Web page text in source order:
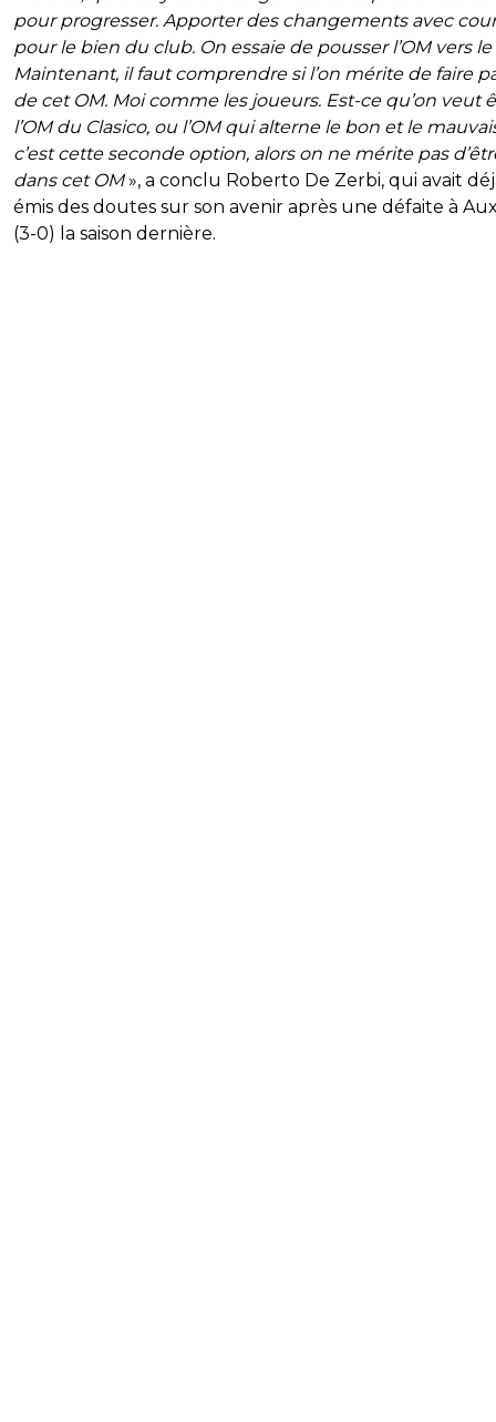
pour progresser. Apporter des changements avec
pour le bien du club. On essaie de pousser l’OM vers
Maintenant, il faut comprendre si l’on mérite de faire
de cet OM. Moi comme les joueurs. Est-ce qu’on veut
l’OM du Clasico, ou l’OM qui alterne le bon et le
c’est cette seconde option, alors on ne mérite pas
dans cet OM», a conclu Roberto De Zerbi, qui avait
émis des doutes sur son avenir après une défaite à
(3-0) la saison dernière.